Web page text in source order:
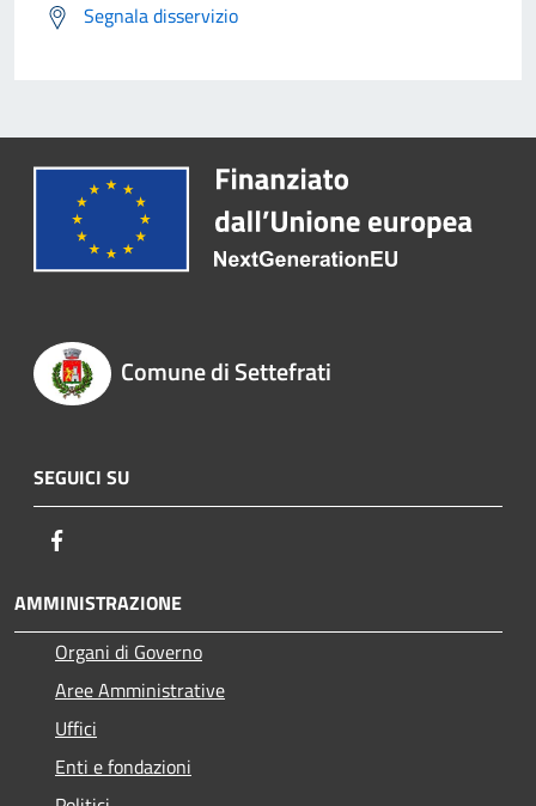
Segnala disservizio
Comune di Settefrati
SEGUICI SU
AMMINISTRAZIONE
Organi di Governo
Aree Amministrative
Uffici
Enti e fondazioni